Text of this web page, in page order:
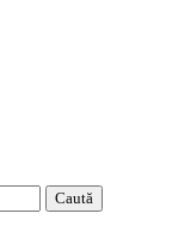
Caută